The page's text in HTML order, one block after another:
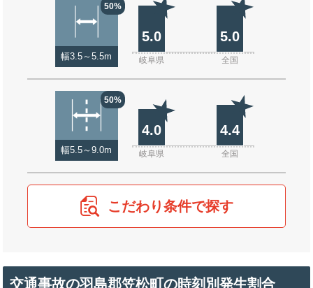
50%
幅3.5～5.5m
5.0 5.0
岐阜県 全国
50%
幅5.5～9.0m
4.0 4.4
岐阜県 全国
こだわり条件で探す
交通事故の羽島郡笠松町の時刻別発生割合